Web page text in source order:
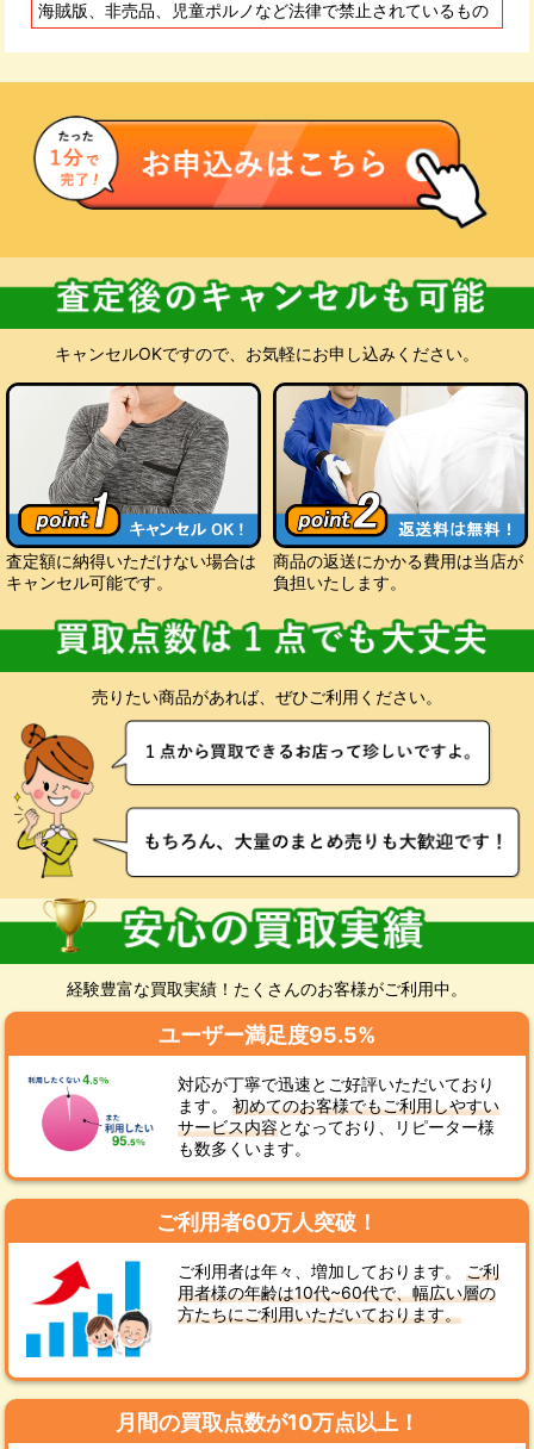
に入金いたします。
査定にご納得いただけない場合
お預かりした商品をお客様にご返却いたします。キャンセル料
けいたします。
海賊版、非売品、児童ポルノなど法律で禁止されているもの
キャンセルOKですので、お気軽にお申し込みください。
査定額に納得いただけない場合は
キャンセル可能です。
商品の返送にかかる費用は当店が
負担いたします。
売りたい商品があれば、ぜひご利用ください。
経験豊富な買取実績！たくさんのお客様がご利用中。
ユーザー満足度95.5%
対応が丁寧で迅速とご好評いただいており
ます。初めてのお客様でもご利用しやすい
サービス内容となっており、リピーター様
も数多くいます。
ご利用者60万人突破！
ご利用者は年々、増加しております。ご利
用者様の年齢は10代~60代で、幅広い層の
方たちにご利用いただいております。
月間の買取点数が10万点以上！